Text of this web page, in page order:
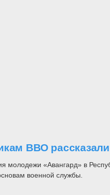
ВВО
молодежи «Авангард» в
военной службы.